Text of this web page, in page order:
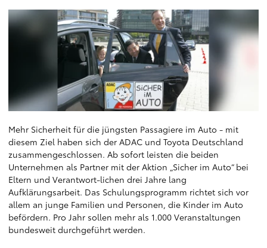
Mehr Sicherheit für die jüngsten Passagiere im Auto - mit
diesem Ziel haben sich der ADAC und Toyota Deutschland
zusammengeschlossen. Ab sofort leisten die beiden
Unternehmen als Partner mit der Aktion „Sicher im Auto“ bei
Eltern und Verantwort-lichen drei Jahre lang
Aufklärungsarbeit. Das Schulungsprogramm richtet sich vor
allem an junge Familien und Personen, die Kinder im Auto
befördern. Pro Jahr sollen mehr als 1.000 Veranstaltungen
bundesweit durchgeführt werden.